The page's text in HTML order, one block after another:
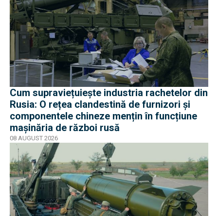
Cum supraviețuiește industria rachetelor din
Rusia: O rețea clandestină de furnizori și
componentele chineze mențin în funcțiune
mașinăria de război rusă
08 AUGUST 2026